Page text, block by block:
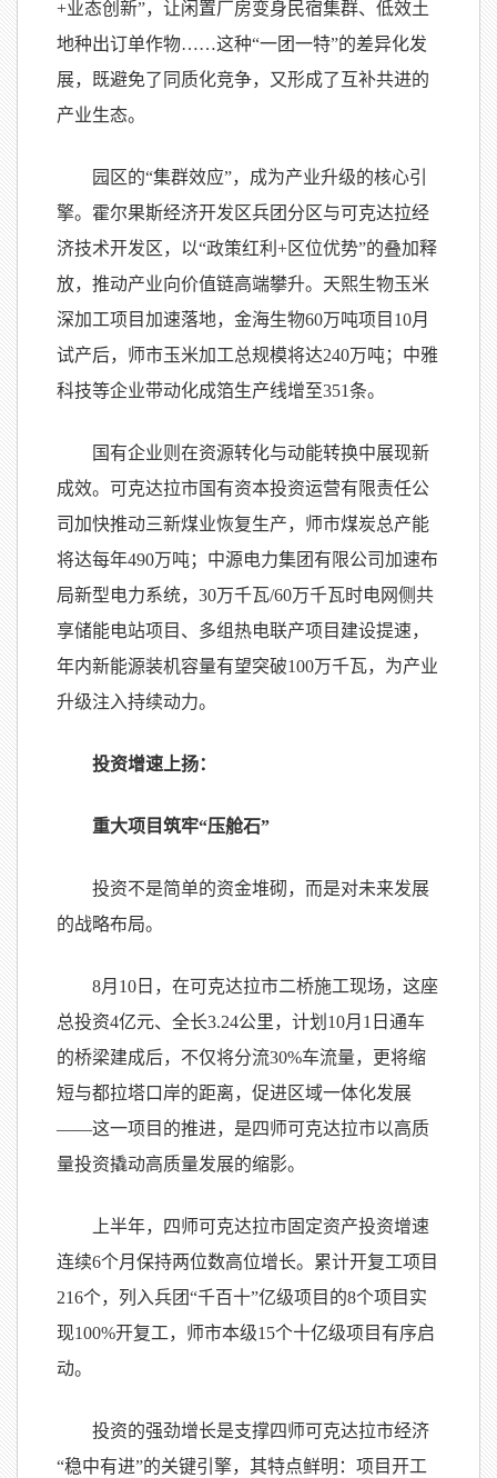
+业态创新”，让闲置厂房变身民宿集群、低效土
地种出订单作物……这种“一团一特”的差异化发
展，既避免了同质化竞争，又形成了互补共进的
产业生态。
园区的“集群效应”，成为产业升级的核心引
擎。霍尔果斯经济开发区兵团分区与可克达拉经
济技术开发区，以“政策红利+区位优势”的叠加释
放，推动产业向价值链高端攀升。天熙生物玉米
深加工项目加速落地，金海生物60万吨项目10月
试产后，师市玉米加工总规模将达240万吨；中雅
科技等企业带动化成箔生产线增至351条。
国有企业则在资源转化与动能转换中展现新
成效。可克达拉市国有资本投资运营有限责任公
司加快推动三新煤业恢复生产，师市煤炭总产能
将达每年490万吨；中源电力集团有限公司加速布
局新型电力系统，30万千瓦/60万千瓦时电网侧共
享储能电站项目、多组热电联产项目建设提速，
年内新能源装机容量有望突破100万千瓦，为产业
升级注入持续动力。
投资增速上扬：
重大项目筑牢“压舱石”
投资不是简单的资金堆砌，而是对未来发展
的战略布局。
8月10日，在可克达拉市二桥施工现场，这座
总投资4亿元、全长3.24公里，计划10月1日通车
的桥梁建成后，不仅将分流30%车流量，更将缩
短与都拉塔口岸的距离，促进区域一体化发展
——这一项目的推进，是四师可克达拉市以高质
量投资撬动高质量发展的缩影。
上半年，四师可克达拉市固定资产投资增速
连续6个月保持两位数高位增长。累计开复工项目
216个，列入兵团“千百十”亿级项目的8个项目实
现100%开复工，师市本级15个十亿级项目有序启
动。
投资的强劲增长是支撑四师可克达拉市经济
“稳中有进”的关键引擎，其特点鲜明：项目开工